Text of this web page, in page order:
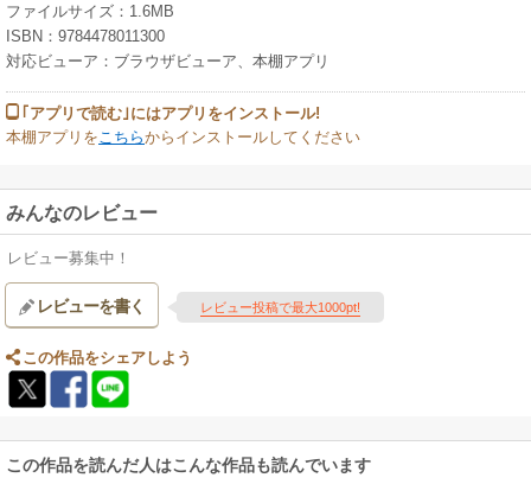
ファイルサイズ：1.6MB
ISBN：9784478011300
対応ビューア：ブラウザビューア、本棚アプリ
｢アプリで読む｣にはアプリをインストール!
本棚アプリを こちらからインストールしてください
みんなのレビュー
レビュー募集中！
レビューを書く レビュー投稿で最大1000pt!
この作品をシェアしよう
この作品を読んだ人はこんな作品も読んでいます